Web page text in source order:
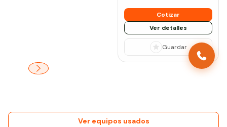
Cotizar
Ver detalles
Guardar
Ver equipos usados